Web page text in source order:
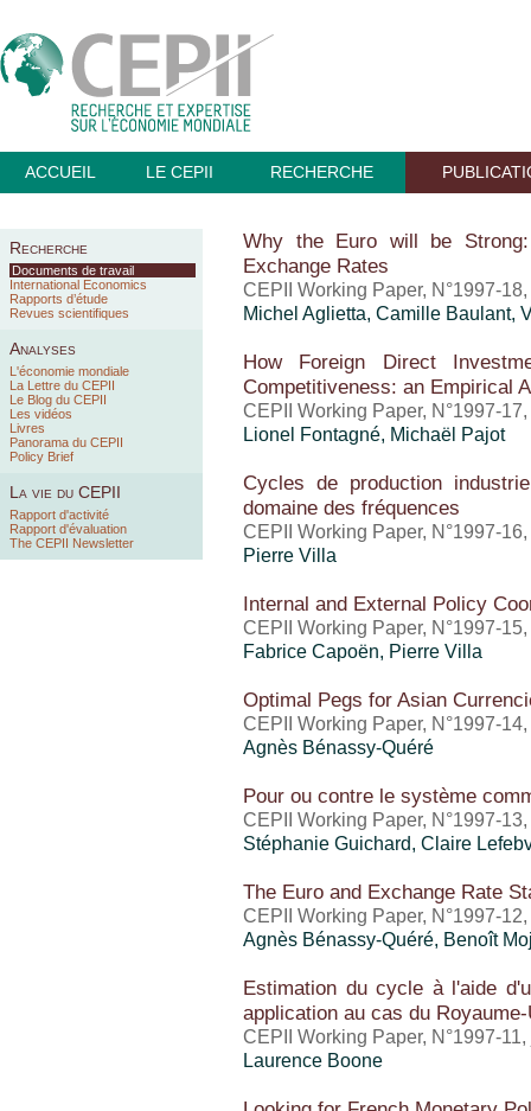
ACCUEIL LE CEPII RECHERCHE
Recherche
Documents de travail
International Economics
Rapports d’étude
Revues scientifiques
Analyses
L'économie mondiale
La Lettre du CEPII
Le Blog du CEPII
Les vidéos
Livres
Panorama du CEPII
Policy Brief
La vie du CEPII
Rapport d'activité
Rapport d'évaluation
The CEPII Newsletter
Why the Euro will be
Exchange Rates
CEPII Working Paper, N°1997-
Michel Aglietta, Camille Baulant,
How Foreign Direct
Competitiveness: an Empirical
CEPII Working Paper, N°1997-
Lionel Fontagné, Michaël Pajot
Cycles de production
domaine des fréquences
CEPII Working Paper, N°1997-
Pierre Villa
Internal and External Policy
CEPII Working Paper, N°1997-
Fabrice Capoën, Pierre Villa
Optimal Pegs for Asian
CEPII Working Paper, N°1997-
Agnès Bénassy-Quéré
Pour ou contre le système
CEPII Working Paper, N°1997-
Stéphanie Guichard, Claire
The Euro and Exchange Rate
CEPII Working Paper, N°1997-
Agnès Bénassy-Quéré, Benoît
Estimation du cycle à l'aide
application au cas du
CEPII Working Paper, N°1997-
Laurence Boone